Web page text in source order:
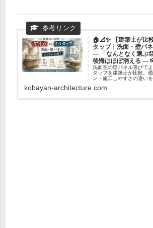
🏠📐✨ 【建築士が比
タップ｜洗面・壁パ
― 「なんとなく選ぶ
後悔はほぼ消える ―
洗面室の壁パネル選びで
タップを建築士が比較。
ン・施工しやすさの違い
kobayan-architecture.com